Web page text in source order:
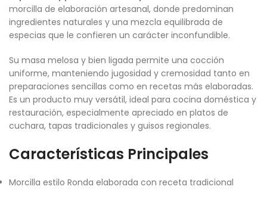
morcilla de elaboración artesanal, donde predominan
ingredientes naturales y una mezcla equilibrada de
especias que le confieren un carácter inconfundible.
Su masa melosa y bien ligada permite una cocción
uniforme, manteniendo jugosidad y cremosidad tanto en
preparaciones sencillas como en recetas más elaboradas.
Es un producto muy versátil, ideal para cocina doméstica y
restauración, especialmente apreciado en platos de
cuchara, tapas tradicionales y guisos regionales.
Características Principales
Morcilla estilo Ronda elaborada con receta tradicional